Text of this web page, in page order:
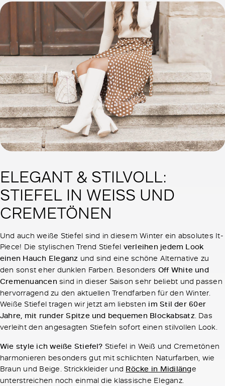
ELEGANT & STILVOLL:
STIEFEL IN WEISS UND
CREMETÖNEN
Und auch weiße Stiefel sind in diesem Winter ein absolutes It-
Piece! Die stylischen Trend Stiefel verleihen jedem Look
einen Hauch Eleganz und sind eine schöne Alternative zu
den sonst eher dunklen Farben. Besonders Off White und
Cremenuancen sind in dieser Saison sehr beliebt und passen
hervorragend zu den aktuellen Trendfarben für den Winter.
Weiße Stiefel tragen wir jetzt am liebsten im Stil der 60er
Jahre, mit runder Spitze und bequemen Blockabsatz. Das
verleiht den angesagten Stiefeln sofort einen stilvollen Look.
Wie style ich weiße Stiefel? Stiefel in Weiß und Cremetönen
harmonieren besonders gut mit schlichten Naturfarben, wie
Braun und Beige. Strickkleider und Röcke in Midilänge
unterstreichen noch einmal die klassische Eleganz.